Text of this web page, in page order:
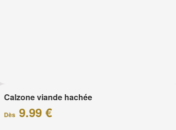
Calzone viande hachée
Dès9.99 €